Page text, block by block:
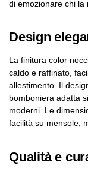
di emozionare chi la
Design
La finitura color
caldo e raffinato,
allestimento. Il
bomboniera adatta
moderni. Le
facilità su mensole,
Qualità e